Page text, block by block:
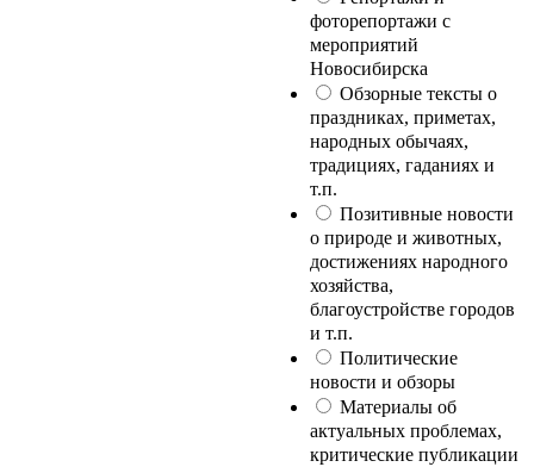
фоторепортажи с
мероприятий
Новосибирска
Обзорные тексты о
праздниках, приметах,
народных обычаях,
традициях, гаданиях и
т.п.
Позитивные новости
о природе и животных,
достижениях народного
хозяйства,
благоустройстве городов
и т.п.
Политические
новости и обзоры
Материалы об
актуальных проблемах,
критические публикации